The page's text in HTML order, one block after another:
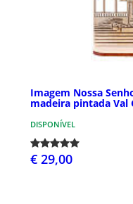
Imagem Nossa
madeira pintada Val
DISPONÍVEL
€ 29,00